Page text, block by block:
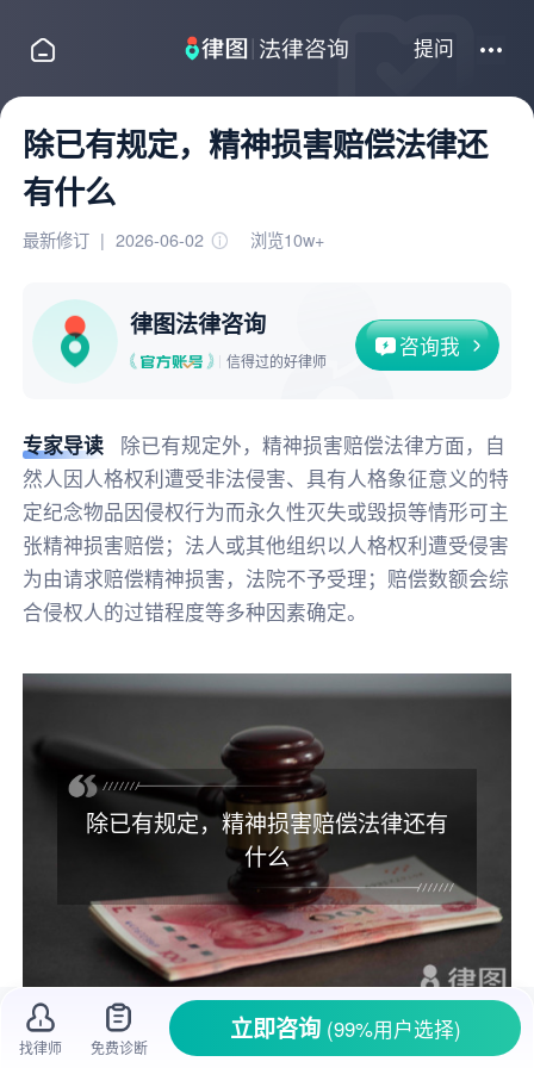
提问
除已有规定，精神损害赔偿法律还
有什么
最新修订 | 2026-06-02 浏览10w+
律图法律咨询
信得过的好律师
咨询我
专家导读
除已有规定外，精神损害赔偿法律方面，自
然人因人格权利遭受非法侵害、具有人格象征意义的特
定纪念物品因侵权行为而永久性灭失或毁损等情形可主
张精神损害赔偿；法人或其他组织以人格权利遭受侵害
为由请求赔偿精神损害，法院不予受理；赔偿数额会综
合侵权人的过错程度等多种因素确定。
除已有规定，精神损害赔偿法律还有
什么
生活里， 精神损害其实挺常见的。比如说，
找律师 免费诊断
立即咨询 (99%用户选择)